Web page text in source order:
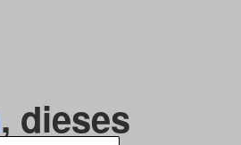
, dieses